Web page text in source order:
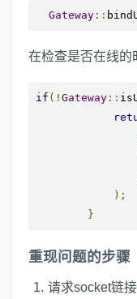
Gateway ::
在检查是否在线的
if (! Gateway ::
);
}
重现问题的步骤
请求socket链接